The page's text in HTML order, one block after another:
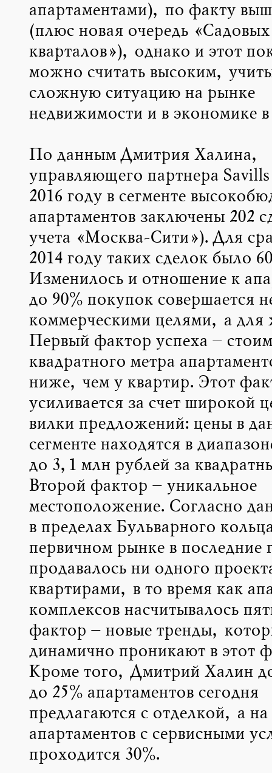
апартаментами), по факту
(плюс новая очередь «Садовых
кварталов»), однако и этот
можно считать высоким,
сложную ситуацию на рынке
недвижимости и в экономике
По данным Дмитрия Халина,
управляющего партнера
2016 году в сегменте
апартаментов заключены 202
учета «Москва-Сити»). Для
2014 году таких сделок было
Изменилось и отношение к
до 90% покупок совершается
коммерческими целями, а для
Первый фактор успеха –
квадратного метра
ниже, чем у квартир. Этот
усиливается за счет широкой
вилки предложений: цены в
сегменте находятся в
до 3,1 млн рублей за
Второй фактор – уникальное
местоположение. Согласно
в пределах Бульварного
первичном рынке в последние
продавалось ни одного
квартирами, в то время как
комплексов насчитывалось
фактор – новые тренды,
динамично проникают в этот
Кроме того, Дмитрий Халин
до 25% апартаментов сегодня
предлагаются с отделкой, а
апартаментов с сервисными
проходится 30%.